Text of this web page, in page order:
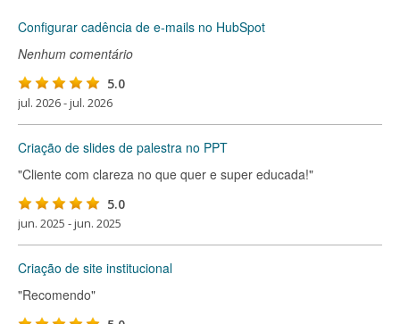
Configurar cadência de e-mails no HubSpot
Nenhum comentário
5.0
jul. 2026 - jul. 2026
Criação de slides de palestra no PPT
"Cliente com clareza no que quer e super educada!"
5.0
jun. 2025 - jun. 2025
Criação de site institucional
"Recomendo"